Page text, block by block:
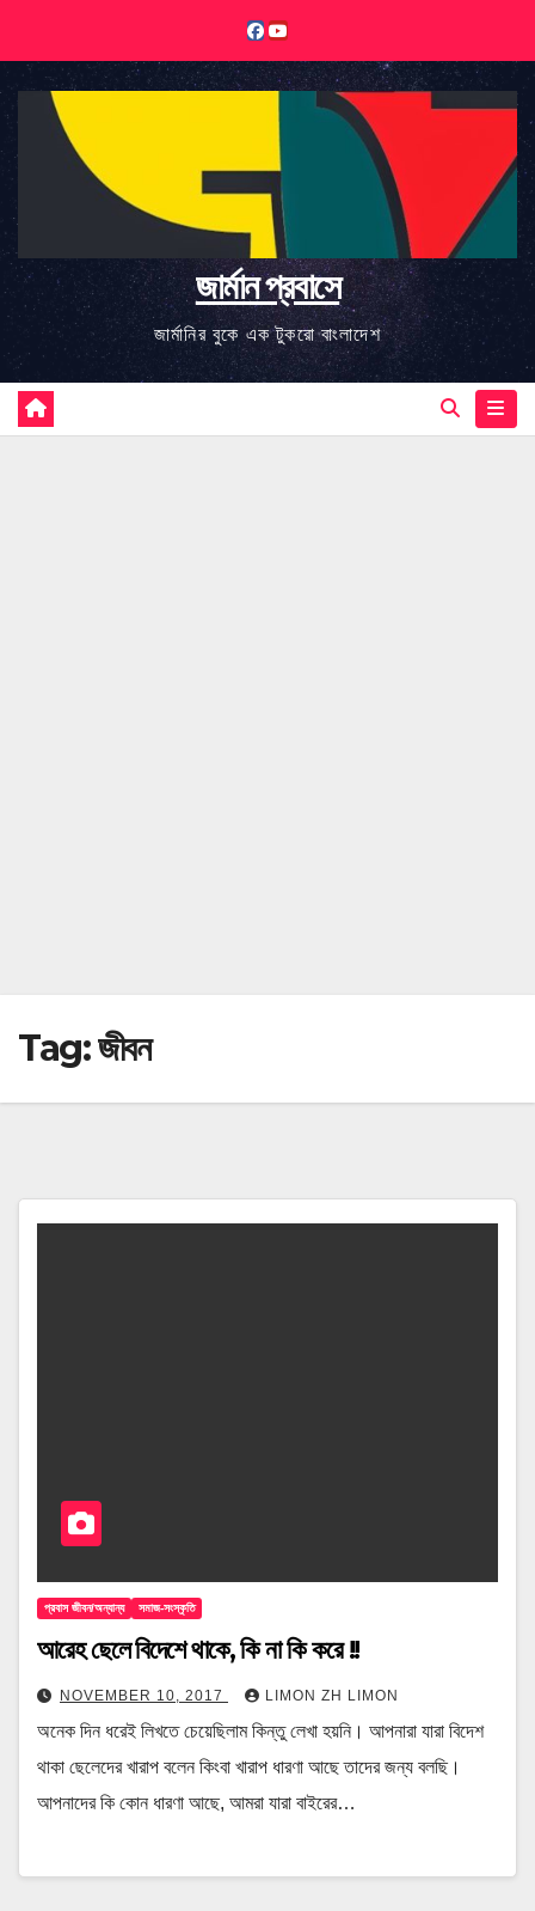
content
জার্মান প্রবাসে
জার্মানির বুকে এক টুকরো বাংলাদেশ
Tag:জীবন
প্রবাস জীবন/অন্যান্য সমাজ-সংস্কৃতি
আরেহ ছেলে বিদেশে থাকে, কি না কি করে !!
NOVEMBER 10, 2017 LIMON ZH LIMON
অনেক দিন ধরেই লিখতে চেয়েছিলাম কিন্তু লেখা হয়নি। আপনারা যারা বিদেশ
থাকা ছেলেদের খারাপ বলেন কিংবা খারাপ ধারণা আছে তাদের জন্য বলছি।
আপনাদের কি কোন ধারণা আছে, আমরা যারা বাইরের…